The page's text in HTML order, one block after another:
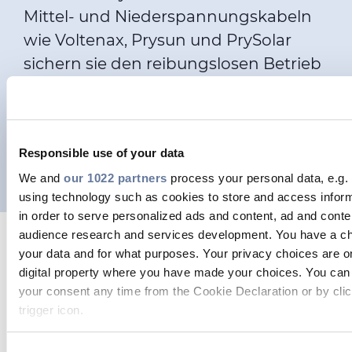
Responsible use of your data
We and our 1022 partners process your personal data, e.g.
using technology such as cookies to store and access
in order to serve personalized ads and content, ad and
audience research and services development. You have a
your data and for what purposes. Your privacy choices are
digital property where you have made your choices. You
your consent any time from the Cookie Declaration or by
trigger icon.
Mittel- und Niederspannungskabeln
wie Voltenax, Prysun und PrySolar
sichern sie den reibungslosen Betrieb
Durch die nahtlose Integration
unserer BUS- und Datenkabel in PV-
Parks ermöglichen wir optimierten